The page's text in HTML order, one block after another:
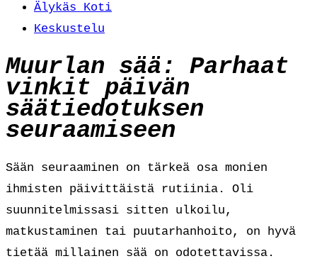
Älykäs Koti
Keskustelu
Muurlan sää: Parhaat
vinkit päivän
säätiedotuksen
seuraamiseen
Sään seuraaminen on tärkeä osa monien
ihmisten päivittäistä rutiinia. Oli
suunnitelmissasi sitten ulkoilu,
matkustaminen tai puutarhanhoito, on hyvä
tietää millainen sää on odotettavissa.